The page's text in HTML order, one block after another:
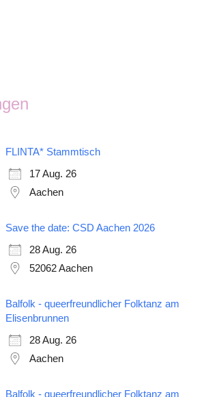
FLINTA* Stammtisch
17 Aug. 26
Aachen
Save the date: CSD Aachen 2026
28 Aug. 26
52062 Aachen
Balfolk - queerfreundlicher Folktanz am
Elisenbrunnen
28 Aug. 26
Aachen
Balfolk - queerfreundlicher Folktanz am